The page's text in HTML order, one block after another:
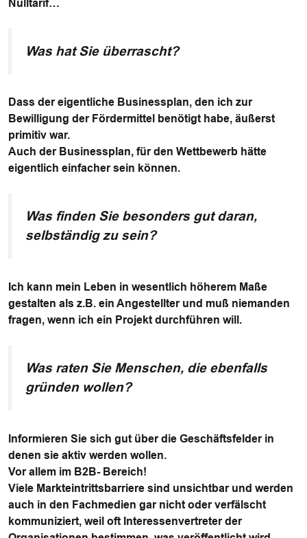
Nulltarif…
Was hat Sie überrascht?
Dass der eigentliche Businessplan, den ich zur
Bewilligung der Fördermittel benötigt habe, äußerst
primitiv war.
Auch der Businessplan, für den Wettbewerb hätte
eigentlich einfacher sein können.
Was finden Sie besonders gut daran,
selbständig zu sein?
Ich kann mein Leben in wesentlich höherem Maße
gestalten als z.B. ein Angestellter und muß niemanden
fragen, wenn ich ein Projekt durchführen will.
Was raten Sie Menschen, die ebenfalls
gründen wollen?
Informieren Sie sich gut über die Geschäftsfelder in
denen sie aktiv werden wollen.
Vor allem im B2B- Bereich!
Viele Markteintrittsbarriere sind unsichtbar und werden
auch in den Fachmedien gar nicht oder verfälscht
kommuniziert, weil oft Interessenvertreter der